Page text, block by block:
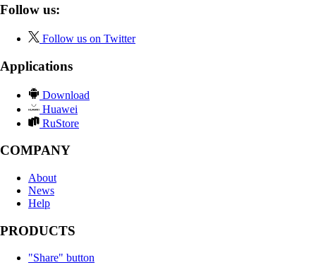
Follow us:
Follow us on Twitter
Applications
Download
Huawei
RuStore
COMPANY
About
News
Help
PRODUCTS
"Share" button